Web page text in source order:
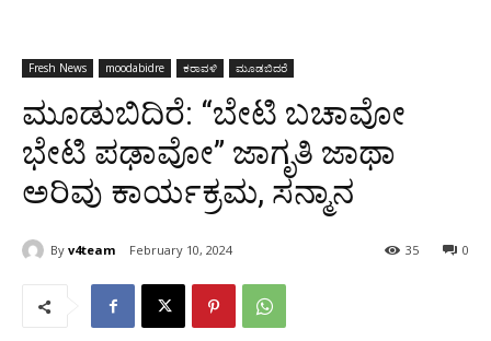
Fresh News moodabidre ಕರಾವಳಿ ಮೂಡಬಿದರೆ
ಮೂಡುಬಿದಿರೆ: “ಬೇಟಿ ಬಚಾವೋ
ಭೇಟಿ ಪಢಾವೋ” ಜಾಗೃತಿ ಜಾಥಾ
ಅರಿವು ಕಾರ್ಯಕ್ರಮ, ಸನ್ಮಾನ
By v4team February 10, 2024 0
35